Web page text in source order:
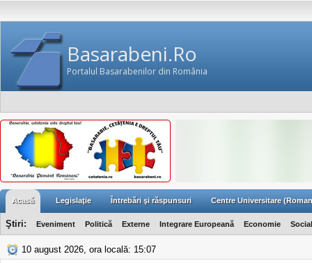
Basarabeni.Ro
Portalul Basarabenilor din România
Acasă Legislaţie Întrebări şi răspunsuri Centre Universitare
Ştiri: Eveniment Politică Externe Integrare Europeană Economie Social
10 august 2026, ora locală: 15:07